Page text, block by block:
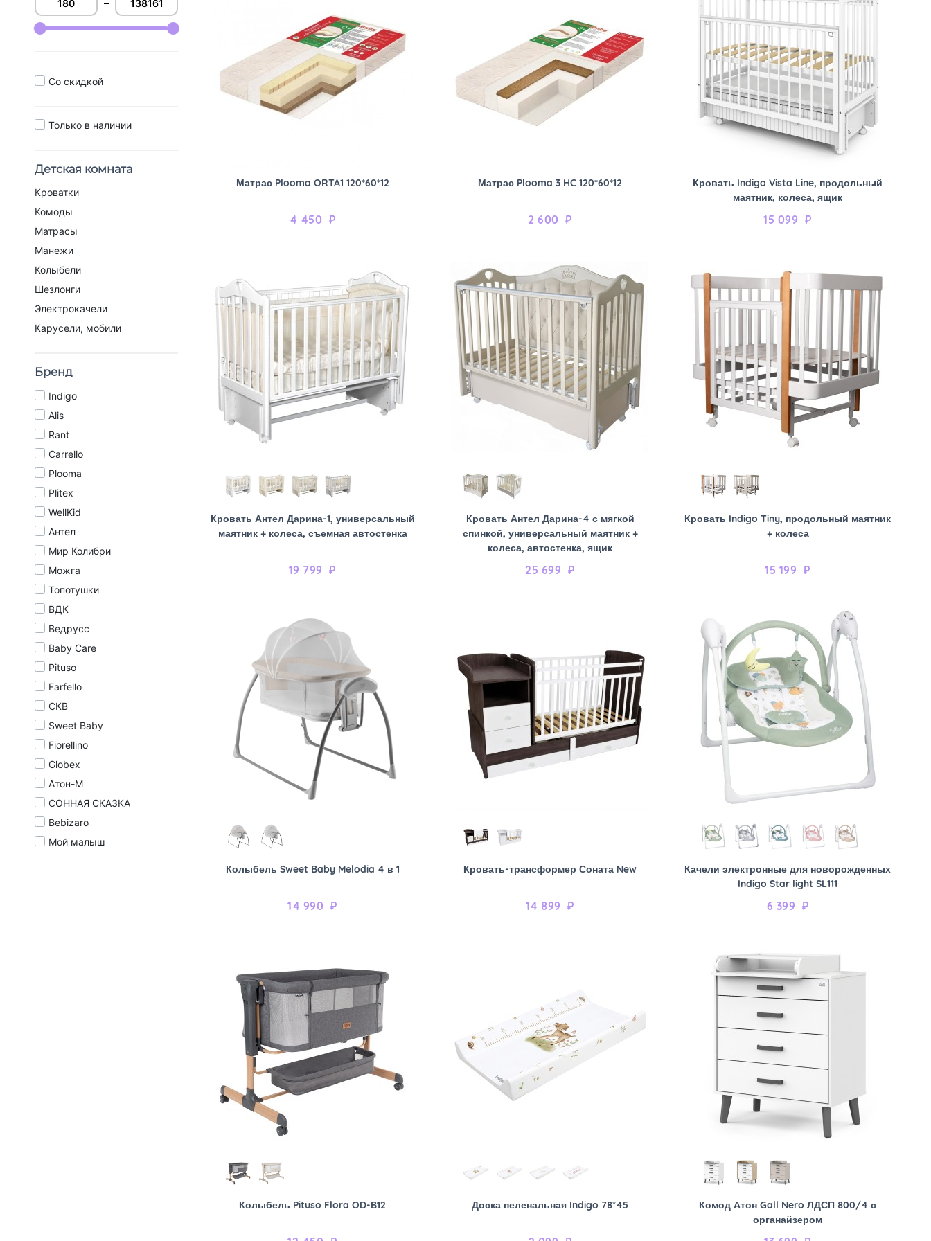
Cо скидкой
Только в наличии
Детская комната
Кроватки
Комоды
Матрасы
Манежи
Колыбели
Шезлонги
Электрокачели
Карусели, мобили
Бренд
Indigo
Alis
Rant
Carrello
Plooma
Plitex
WellKid
Антел
Мир Колибри
Можга
Топотушки
ВДК
Ведрусс
Baby Care
Pituso
Farfello
СКВ
Sweet Baby
Fiorellino
Globex
Атон-М
СОННАЯ СКАЗКА
Bebizaro
Мой малыш
Матрас Plooma ORTA1 120*60*12
4 450 ₽
Матрас Plooma 3 HC 120*60*12
2 600 ₽
Кровать Indigo Vista Line, продольный
маятник, колеса, ящик
15 099 ₽
Кровать Антел Дарина-1, универсальный
маятник + колеса, съемная автостенка
19 799 ₽
Кровать Антел Дарина-4 с мягкой
спинкой, универсальный маятник +
колеса, автостенка, ящик
25 699 ₽
Кровать Indigo Tiny, продольный маятник
+ колеса
15 199 ₽
Колыбель Sweet Baby Melodia 4 в 1
14 990 ₽
Кровать-трансформер Соната New
14 899 ₽
Качели электронные для новорожденных
Indigo Star light SL111
6 399 ₽
Колыбель Pituso Flora OD-B12 Доска пеленальная Indigo 78*45
Комод Атон Gall Nero ЛДСП 800/4 с
органайзером